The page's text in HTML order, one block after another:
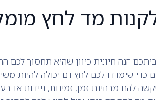
מד לחץ
הנה חיונית כיוון שהיא תחסוך לכם
כדי שימדדו לכם לחץ דם יכולה להיות
להם מבחינת זמן, זמינות, ניידות או